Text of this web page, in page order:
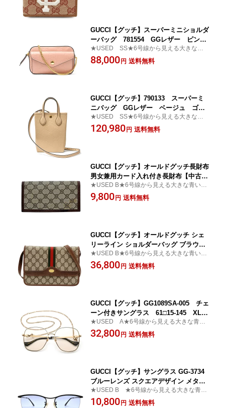
GUCCI【グッチ】スーパーミニショルダ
ーバッグ 781554 GGレザー ピン
ク ゴールド金具 未使用品【中古】
【松戸】
★USED SS★6号線から見える大きな青
い看板が目印♪かんてい局松戸店
88,000 円 送料無料
GUCCI【グッチ】790133 スーパーミ
ニバッグ GGレザー ベージュ ゴー
ルド金具 未使用品【中古】【松戸】
★USED SS★6号線から見える大きな青
い看板が目印♪かんてい局松戸店
120,980 円 送料無料
GUCCI【グッチ】オールドグッチ長財布
男女兼用カード入れ付き長財布【中古】
【松戸店】
★USED B★6号線から見える大きな青い看
板が目印♪かんてい局松戸店
9,800 円 送料無料
GUCCI【グッチ】オールドグッチ シェ
リーライン ショルダーバッグ ブラウン
系 GGプラス 【中古】【松戸】
★USED B★6号線から見える大きな青い看
板が目印です♪かんてい局 松戸店
36,800 円 送料無料
GUCCI【グッチ】GG1089SA-005 チェ
ーン付きサングラス 61□15-145 XL
ニッケル合金 フレームカラー：ゴール
ド レンズカラー：ブラウン メンズ
★USED A★6号線から見える大きな青い
看板が目印♪かんてい局松戸店
32,800 円 送料無料
GUCCI【グッチ】サングラス GG-3734
ブルーレンズ スクエアデザイン メタル
フレーム ブラック ケース付き 【中古】
【松戸店】
★USED B ★6号線から見える大きな青い
看板が目印です♪かんてい局 松戸店
10,800 円 送料無料